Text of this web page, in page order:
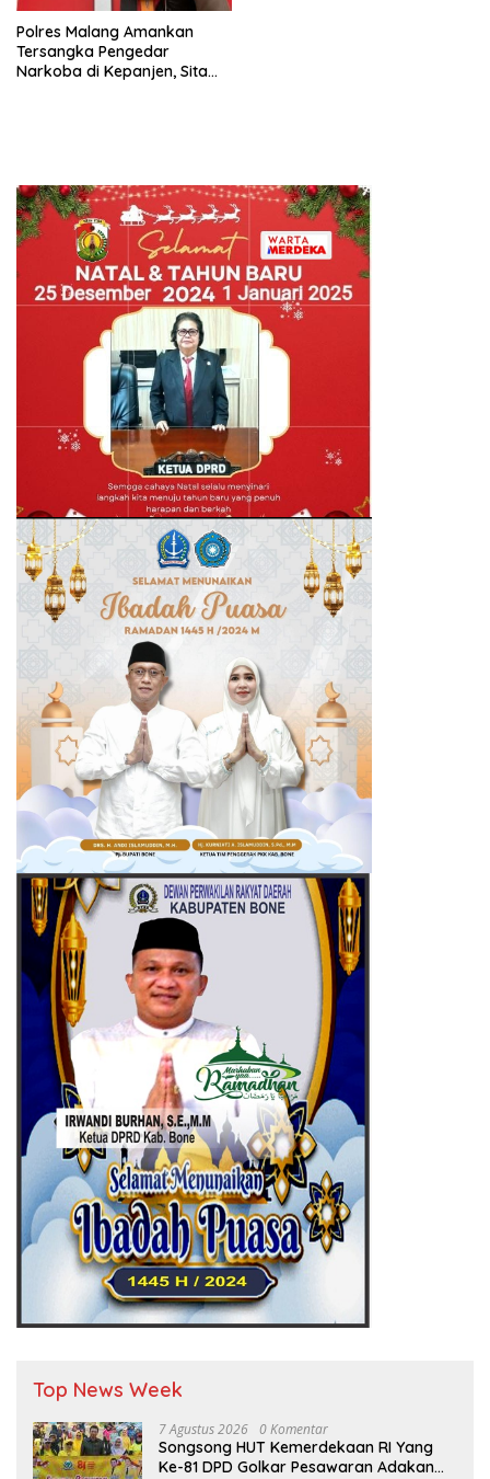
Polres Malang Amankan
Tersangka Pengedar
Narkoba di Kepanjen, Sita
Top News Week
7 Agustus 2026 0 Komentar
Songsong HUT Kemerdekaan RI Yang
Ke-81 DPD Golkar Pesawaran Adakan